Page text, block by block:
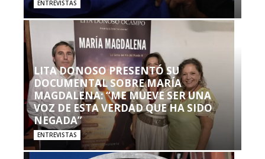
ENTREVISTAS
LITA DONOSO PRESENTÓ SU
DOCUMENTAL SOBRE MARÍA
MAGDALENA: “ME MUEVE SER UNA
VOZ DE ESTA VERDAD QUE HA SIDO
NEGADA”
ENTREVISTAS